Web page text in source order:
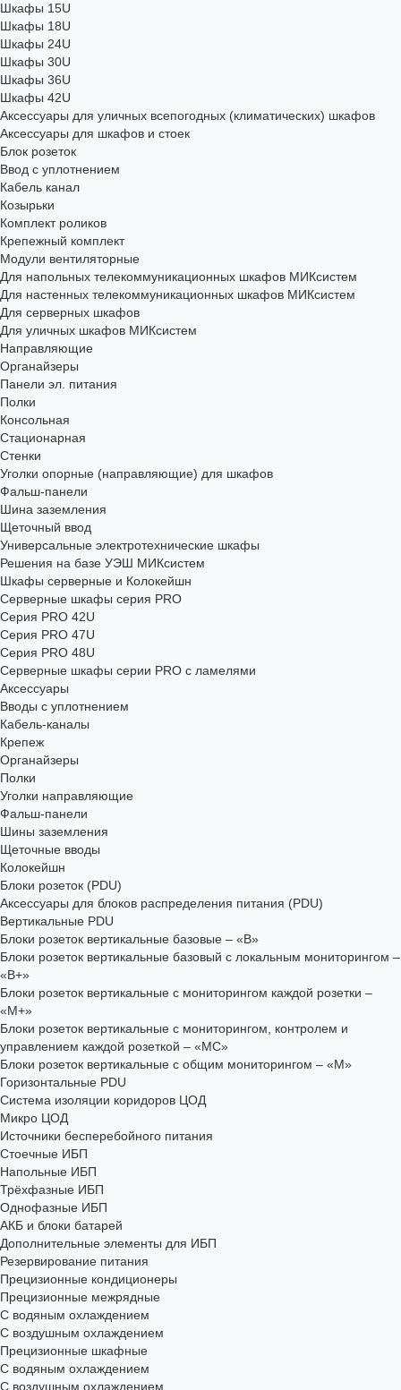
Шкафы 15U
Шкафы 18U
Шкафы 24U
Шкафы 30U
Шкафы 36U
Шкафы 42U
Аксессуары для уличных всепогодных (климатических) шкафов
Аксессуары для шкафов и стоек
Блок розеток
Ввод с уплотнением
Кабель канал
Козырьки
Комплект роликов
Крепежный комплект
Модули вентиляторные
Для напольных телекоммуникационных шкафов МИКсистем
Для настенных телекоммуникационных шкафов МИКсистем
Для серверных шкафов
Для уличных шкафов МИКсистем
Направляющие
Органайзеры
Панели эл. питания
Полки
Консольная
Стационарная
Стенки
Уголки опорные (направляющие) для шкафов
Фальш-панели
Шина заземления
Щеточный ввод
Универсальные электротехнические шкафы
Решения на базе УЭШ МИКсистем
Шкафы серверные и Колокейшн
Серверные шкафы серия PRO
Серия PRO 42U
Серия PRO 47U
Серия PRO 48U
Серверные шкафы серии PRO с ламелями
Аксессуары
Вводы с уплотнением
Кабель-каналы
Крепеж
Органайзеры
Полки
Уголки направляющие
Фальш-панели
Шины заземления
Щеточные вводы
Колокейшн
Блоки розеток (PDU)
Аксессуары для блоков распределения питания (PDU)
Вертикальные PDU
Блоки розеток вертикальные базовые – «В»
Блоки розеток вертикальные базовый с локальным мониторингом –
«В+»
Блоки розеток вертикальные с мониторингом каждой розетки –
«М+»
Блоки розеток вертикальные с мониторингом, контролем и
управлением каждой розеткой – «МС»
Блоки розеток вертикальные с общим мониторингом – «М»
Горизонтальные PDU
Система изоляции коридоров ЦОД
Микро ЦОД
Источники бесперебойного питания
Стоечные ИБП
Напольные ИБП
Трёхфазные ИБП
Однофазные ИБП
АКБ и блоки батарей
Дополнительные элементы для ИБП
Резервирование питания
Прецизионные кондиционеры
Прецизионные межрядные
С водяным охлаждением
С воздушным охлаждением
Прецизионные шкафные
С водяным охлаждением
С воздушным охлаждением